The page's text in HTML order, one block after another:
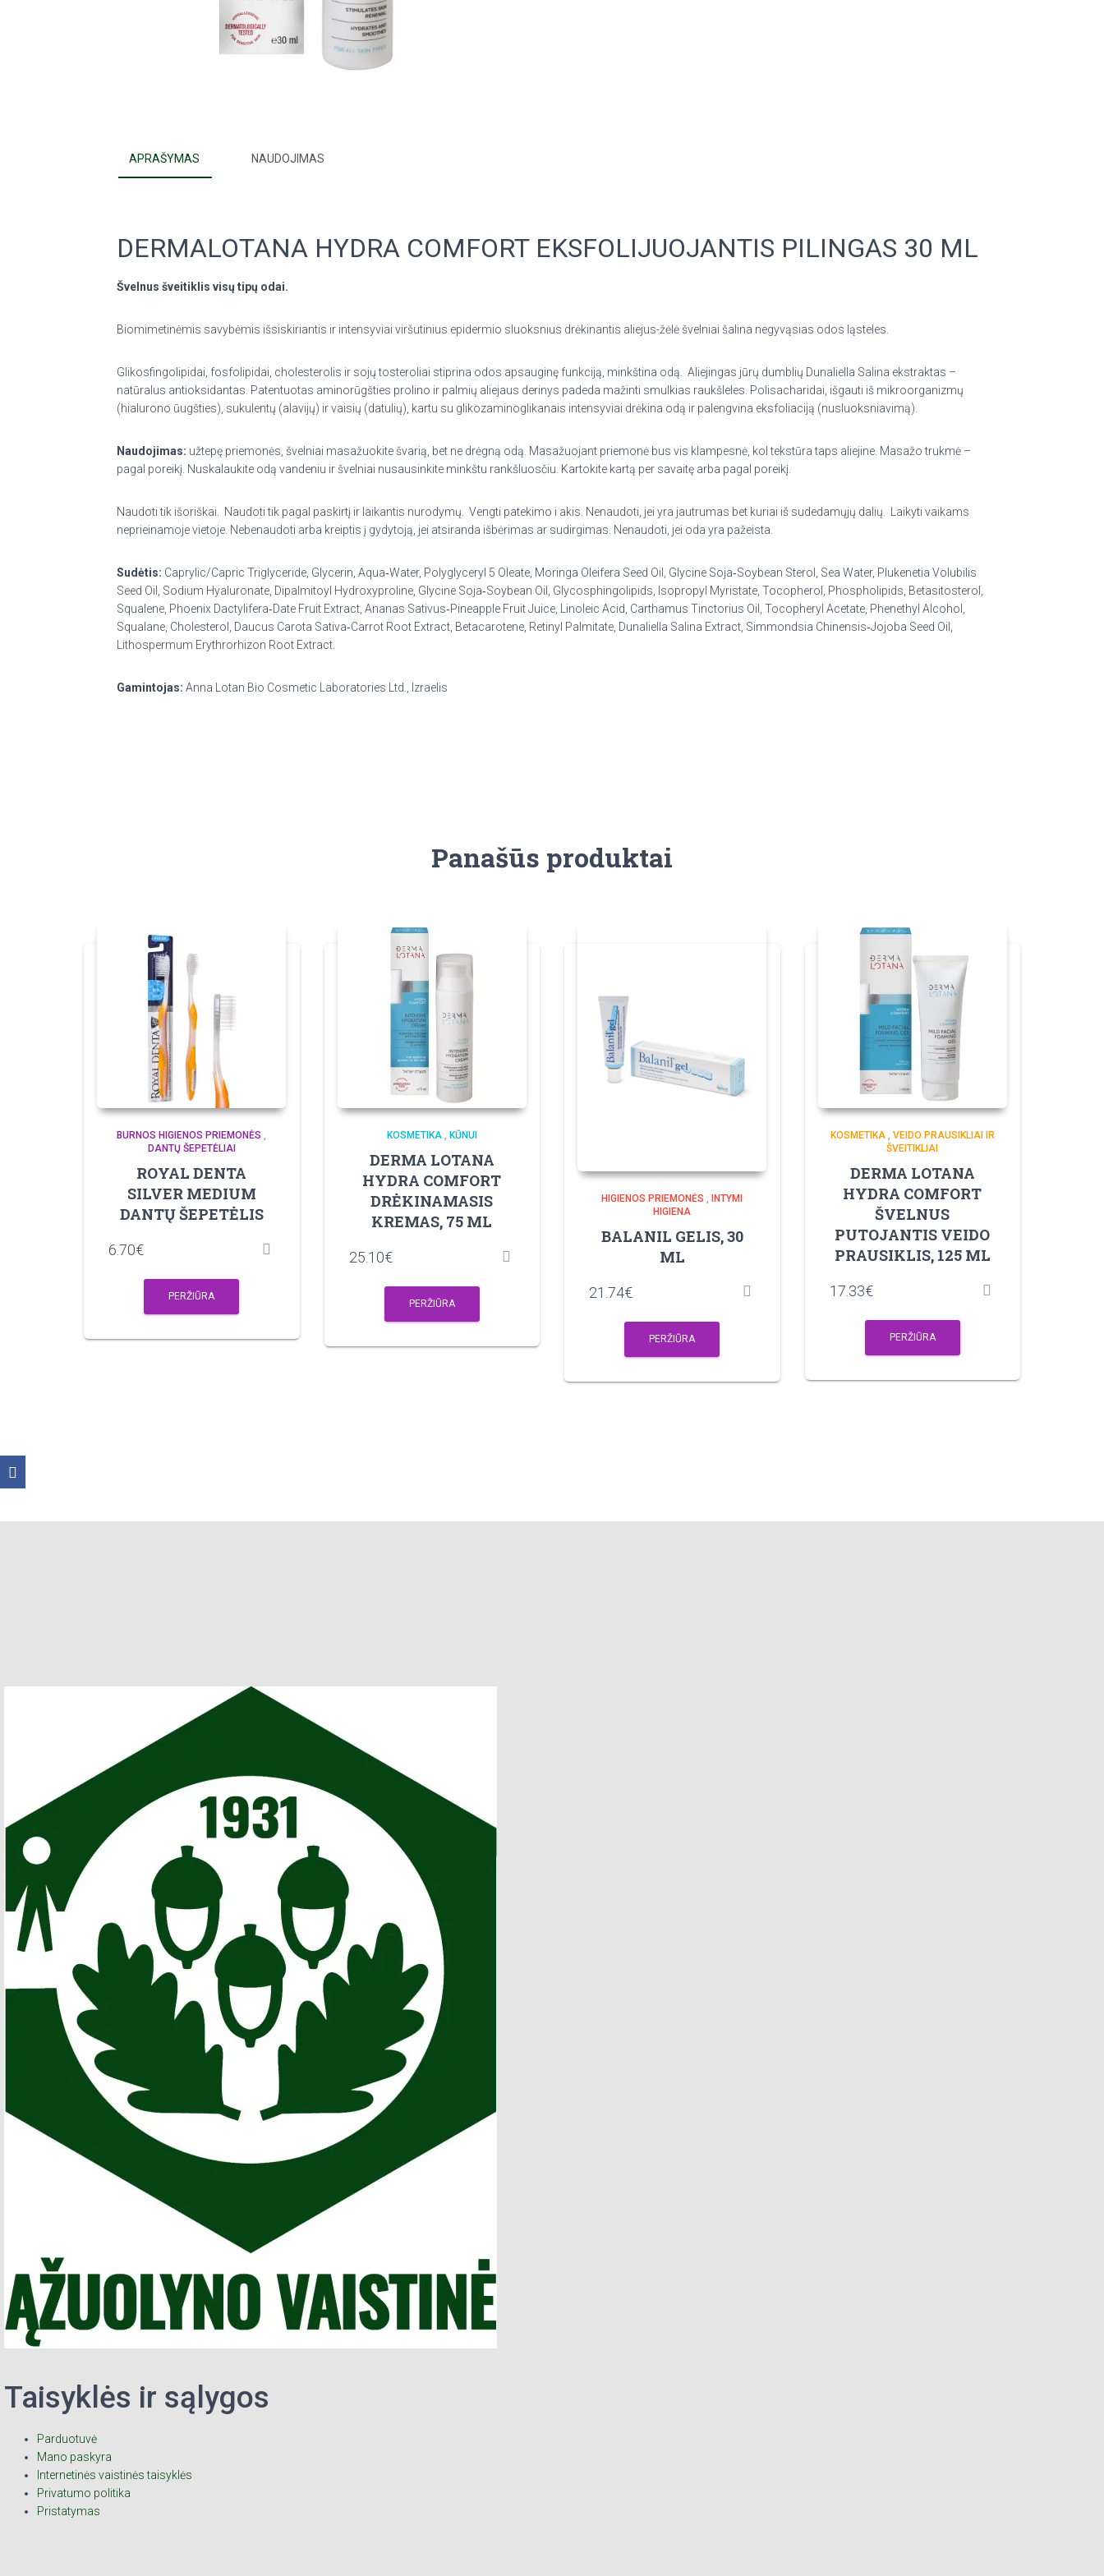
APRAŠYMAS NAUDOJIMAS
DERMALOTANA HYDRA COMFORT EKSFOLIJUOJANTIS PILINGAS 30 ML
Švelnus šveitiklis visų tipų odai.
Biomimetinėmis savybėmis išsiskiriantis ir intensyviai viršutinius epidermio sluoksnius drėkinantis aliejus-žėlė švelniai šalina negyvąsias odos ląsteles.
Glikosfingolipidai, fosfolipidai, cholesterolis ir sojų tosteroliai stiprina odos apsauginę funkciją, minkština odą.
Aliejingas jūrų dumblių Dunaliella Salina ekstraktas –
natūralus antioksidantas. Patentuotas aminorūgšties prolino ir palmių aliejaus derinys padeda mažinti smulkias raukšleles. Polisacharidai, išgauti iš mikroorganizmų
(hialurono ūugšties), sukulentų (alavijų) ir vaisių (datulių), kartu su glikozaminoglikanais intensyviai drėkina odą ir palengvina eksfoliaciją (nusluoksniavimą).
Naudojimas: užtepę priemonės, švelniai masažuokite švarią, bet ne drėgną odą. Masažuojant priemonė bus vis klampesnė, kol tekstūra taps aliejine. Masažo trukmė –
pagal poreikį. Nuskalaukite odą vandeniu ir švelniai nusausinkite minkštu rankšluosčiu. Kartokite kartą per savaitę arba pagal poreikį.
Naudoti tik išoriškai. Naudoti tik pagal paskirtį ir laikantis nurodymų. Vengti patekimo i akis. Nenaudoti, jei yra jautrumas bet kuriai iš sudedamųjų dalių.
Laikyti vaikams
neprieinamoje vietoje. Nebenaudoti arba kreiptis į gydytoją, jei atsiranda išbėrimas ar sudirgimas. Nenaudoti, jei oda yra pažeista.
Sudėtis: Caprylic/Capric Triglyceride, Glycerin, Aqua‑Water, Polyglyceryl 5 Oleate, Moringa Oleifera Seed Oil, Glycine Soja‑Soybean Sterol, Sea Water, Plukenetia Volubilis
Seed Oil, Sodium Hyaluronate, Dipalmitoyl Hydroxyproline, Glycine Soja‑Soybean Oil, Glycosphingolipids, Isopropyl Myristate, Tocopherol, Phospholipids, Betasitosterol,
Squalene, Phoenix Dactylifera‑Date Fruit Extract, Ananas Sativus‑Pineapple Fruit Juice, Linoleic Acid, Carthamus Tinctorius Oil, Tocopheryl Acetate, Phenethyl Alcohol,
Squalane, Cholesterol, Daucus Carota Sativa‑Carrot Root Extract, Betacarotene, Retinyl Palmitate, Dunaliella Salina Extract, Simmondsia Chinensis‑Jojoba Seed Oil,
Lithospermum Erythrorhizon Root Extract.
Gamintojas: Anna Lotan Bio Cosmetic Laboratories Ltd., Izraelis
Panašūs produktai
BURNOS HIGIENOS PRIEMONĖS ,
DANTŲ ŠEPETĖLIAI
ROYAL DENTA
SILVER MEDIUM
DANTŲ ŠEPETĖLIS
6.70€
PERŽIŪRA
KOSMETIKA, KŪNUI
DERMA LOTANA
HYDRA COMFORT
DRĖKINAMASIS
KREMAS, 75 ML
25.10€
PERŽIŪRA
HIGIENOS PRIEMONĖS ,INTYMI
HIGIENA
BALANIL GELIS, 30
ML
21.74€
PERŽIŪRA
KOSMETIKA, VEIDO PRAUSIKLIAI IR
ŠVEITIKLIAI
DERMA LOTANA
HYDRA COMFORT
ŠVELNUS
PUTOJANTIS VEIDO
PRAUSIKLIS, 125 ML
17.33€
PERŽIŪRA
Taisyklės ir sąlygos
Parduotuvė
Mano paskyra
Internetinės vaistinės taisyklės
Privatumo politika
Pristatymas